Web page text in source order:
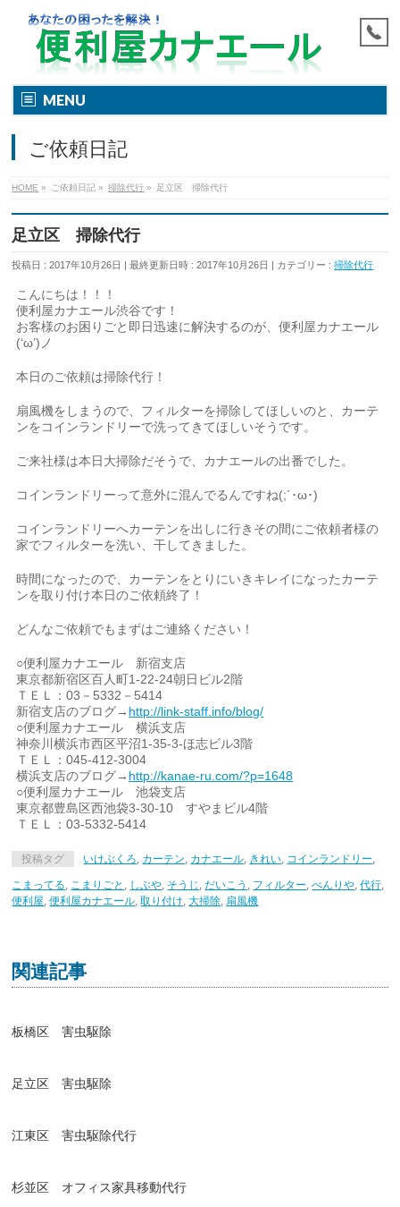
MENU
ご依頼日記
HOME » ご依頼日記 » 掃除代行 » 足立区 掃除代行
足立区 掃除代行
投稿日 : 2017年10月26日 最終更新日時 : 2017年10月26日 カテゴリー :掃除代行
こんにちは！！！
便利屋カナエール渋谷です！
お客様のお困りごと即日迅速に解決するのが、便利屋カナエール
(‘ω’)ノ
本日のご依頼は掃除代行！
扇風機をしまうので、フィルターを掃除してほしいのと、カーテ
ンをコインランドリーで洗ってきてほしいそうです。
ご来社様は本日大掃除だそうで、カナエールの出番でした。
コインランドリーって意外に混んでるんですね(;´･ω･)
コインランドリーへカーテンを出しに行きその間にご依頼者様の
家でフィルターを洗い、干してきました。
時間になったので、カーテンをとりにいきキレイになったカーテ
ンを取り付け本日のご依頼終了！
どんなご依頼でもまずはご連絡ください！
○便利屋カナエール 新宿支店
東京都新宿区百人町1-22-24朝日ビル2階
ＴＥＬ：03－5332－5414
新宿支店のブログ→ http://link-staff.info/blog/
○便利屋カナエール 横浜支店
神奈川横浜市西区平沼1-35-3-ほ志ビル3階
ＴＥＬ：045-412-3004
横浜支店のブログ→ http://kanae-ru.com/?p=1648
○便利屋カナエール 池袋支店
東京都豊島区西池袋3-30-10 すやまビル4階
ＴＥＬ：03-5332-5414
投稿タグ いけぶくろ, カーテン, カナエール, きれい, コインランドリー,
こまってる, こまりごと , しぶや, そうじ ,だいこう , フィルター,べんりや,代行,
便利屋,便利屋カナエール,取り付け,大掃除, 扇風機
関連記事
板橋区 害虫駆除
足立区 害虫駆除
江東区 害虫駆除代行
杉並区 オフィス家具移動代行